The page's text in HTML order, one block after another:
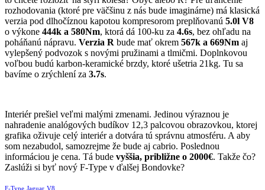
rozhodovania (ktoré pre väčšinu z nás bude imaginárne) má klasická
verzia pod dlhočíznou kapotou kompresorom preplňovanú 5.0l V8
o výkone 444k a 580Nm, ktorá dá 100-ku za 4.6s, bez ohľadu na
poháňanú nápravu. Verzia R bude mať okrem 567k a 669Nm aj
vylepšený podvozok s novými pružinami a tlmičmi. Doplnkovou
voľbou budú karbon-keramické brzdy, ktoré ušetria 21kg. Tu sa
bavíme o zrýchlení za 3.7s.
Interiér prešiel veľmi malými zmenami. Jedinou výraznou je
nahradenie analógových budíkov 12,3 palcovou obrazovkou, ktorej
grafika oživuje celý interiér a dotvára tú správnu atmosféru. A aby
som nezabudol, samozrejme že bude aj cabrio. Poslednou
informáciou je cena. Tá bude vyššia, približne o 2000€. Takže čo?
Zaslúži si byť nový F-Type v ďalšej Bondovke?
F-Type Jaguar V8